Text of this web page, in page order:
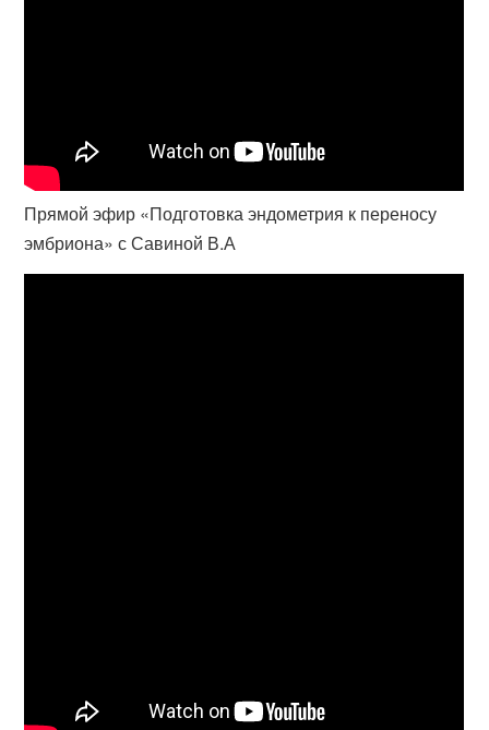
Прямой эфир «Подготовка эндометрия к переносу
эмбриона» с Савиной В.А